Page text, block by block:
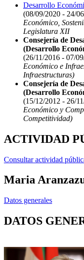
Desarrollo
(08/09/2020 - 24/
Económico,
Legislatura XII
Consejería de
(Desarrollo
(26/11/2016 - 07/
Económico e
Infraestructuras)
Consejería de
(Desarrollo
(15/12/2012 - 26/
Económico y
Competitividad)
ACTIVIDAD
Consultar actividad
Maria
Datos generales
DATOS